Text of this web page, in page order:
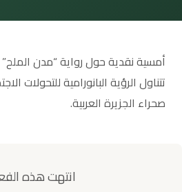
أمسية نقدية حول رواية “مدن
تتناول الرؤية البانورامية للتحولات
صحراء الجزيرة العربية.
انتهت هذه